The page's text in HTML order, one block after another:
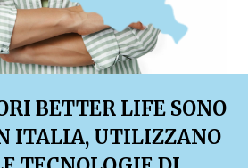
BETTER LIFE SONO
ITALIA, UTILIZZANO